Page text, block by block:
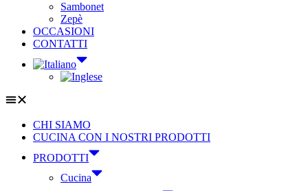
Sambonet
Zepè
OCCASIONI
CONTATTI
CHI SIAMO
CUCINA CON I NOSTRI PRODOTTI
PRODOTTI
Cucina